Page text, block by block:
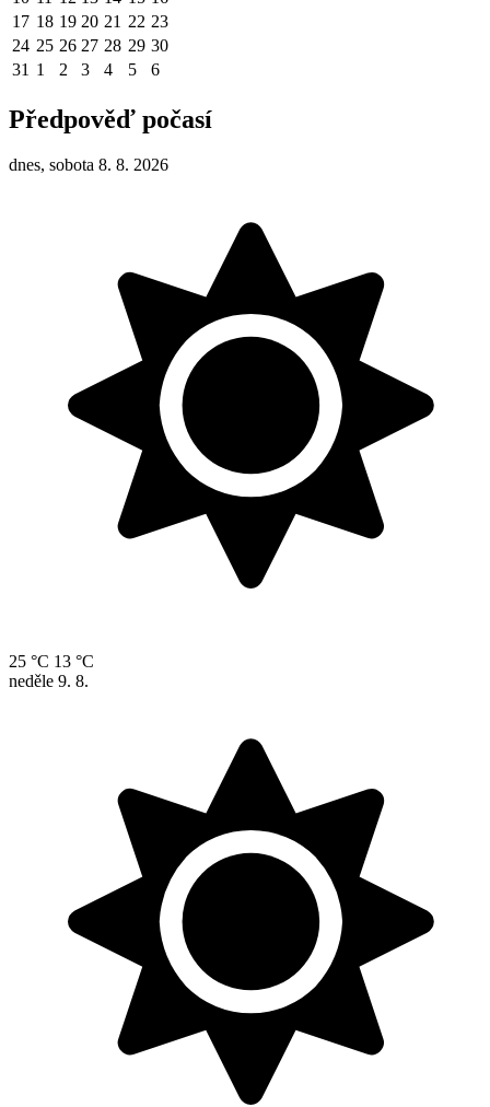
17 18 19 20 21 22 23
24 25 26 27 28 29 30
31 1 2 3 4 5 6
Předpověď počasí
dnes, sobota 8. 8. 2026
25 °C 13 °C
neděle 9. 8.